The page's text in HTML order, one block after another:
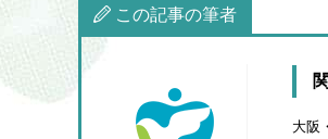
この記事の筆者
大阪